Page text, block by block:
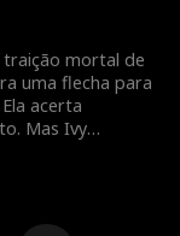
antes que seja
traição mortal de
uma flecha para
acerta
Mas Ivy